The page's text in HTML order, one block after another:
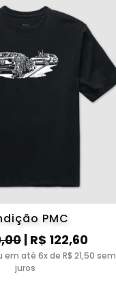
PMC
| R$ 122,60
até 6x de R$ 21,50 sem
juros